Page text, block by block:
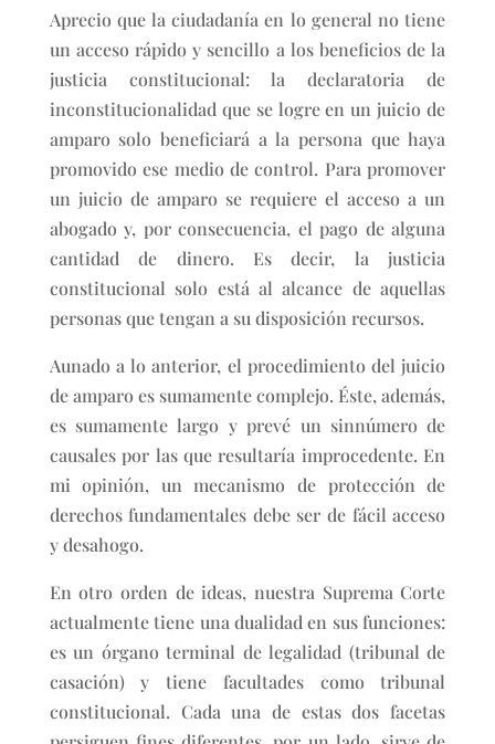
Aprecio que la ciudadanía en lo general no tiene
un acceso rápido y sencillo a los beneficios de la
justicia constitucional: la declaratoria de
inconstitucionalidad que se logre en un juicio de
amparo solo beneficiará a la persona que haya
promovido ese medio de control. Para promover
un juicio de amparo se requiere el acceso a un
abogado y, por consecuencia, el pago de alguna
cantidad de dinero. Es decir, la justicia
constitucional solo está al alcance de aquellas
personas que tengan a su disposición recursos.
Aunado a lo anterior, el procedimiento del juicio
de amparo es sumamente complejo. Éste, además,
es sumamente largo y prevé un sinnúmero de
causales por las que resultaría improcedente. En
mi opinión, un mecanismo de protección de
derechos fundamentales debe ser de fácil acceso
y desahogo.
En otro orden de ideas, nuestra Suprema Corte
actualmente tiene una dualidad en sus funciones:
es un órgano terminal de legalidad (tribunal de
casación) y tiene facultades como tribunal
constitucional. Cada una de estas dos facetas